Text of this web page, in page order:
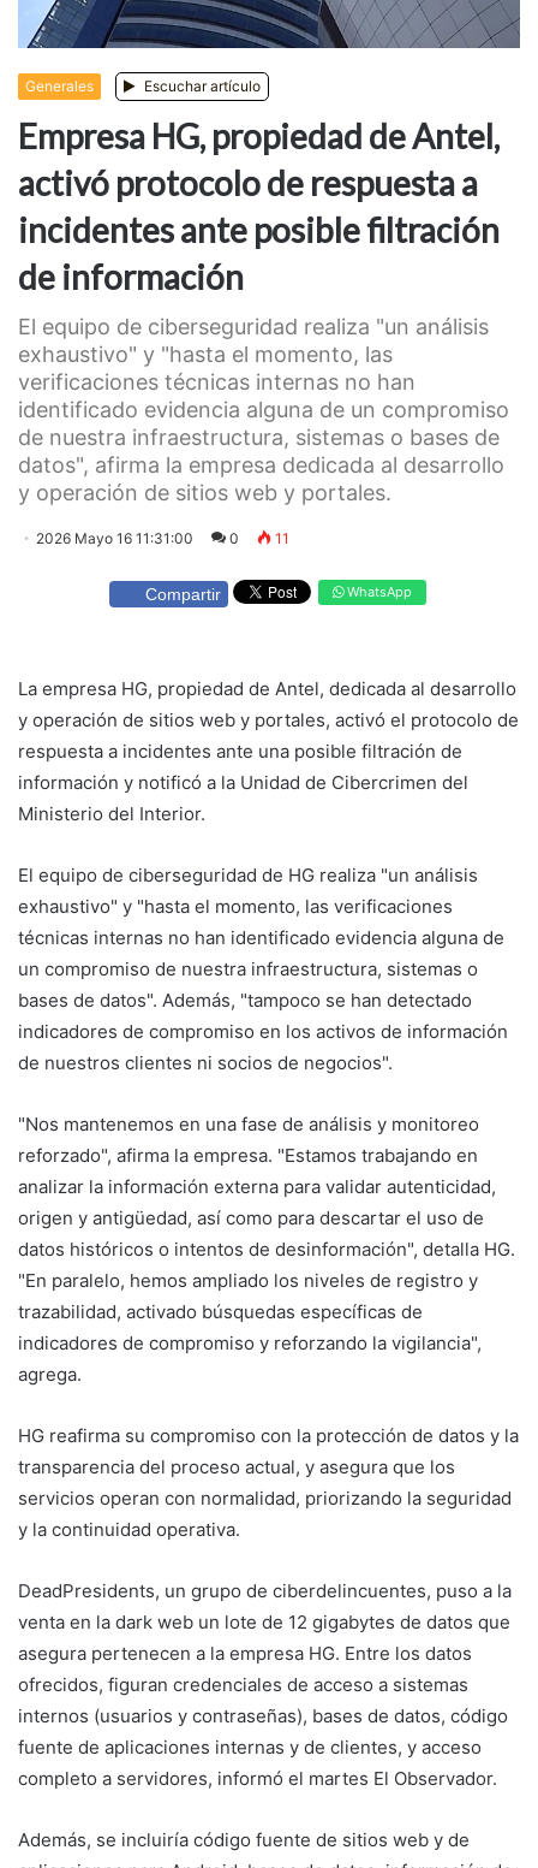
Generales Escuchar artículo
Empresa HG, propiedad de Antel,
activó protocolo de respuesta a
incidentes ante posible filtración
de información
El equipo de ciberseguridad realiza "un análisis
exhaustivo" y "hasta el momento, las
verificaciones técnicas internas no han
identificado evidencia alguna de un compromiso
de nuestra infraestructura, sistemas o bases de
datos", afirma la empresa dedicada al desarrollo
y operación de sitios web y portales.
2026 Mayo 16 11:31:00 0 11
Compartir WhatsApp
La empresa HG, propiedad de Antel, dedicada al desarrollo
y operación de sitios web y portales, activó el protocolo de
respuesta a incidentes ante una posible filtración de
información y notificó a la Unidad de Cibercrimen del
Ministerio del Interior.
El equipo de ciberseguridad de HG realiza "un análisis
exhaustivo" y "hasta el momento, las verificaciones
técnicas internas no han identificado evidencia alguna de
un compromiso de nuestra infraestructura, sistemas o
bases de datos". Además, "tampoco se han detectado
indicadores de compromiso en los activos de información
de nuestros clientes ni socios de negocios".
"Nos mantenemos en una fase de análisis y monitoreo
reforzado", afirma la empresa. "Estamos trabajando en
analizar la información externa para validar autenticidad,
origen y antigüedad, así como para descartar el uso de
datos históricos o intentos de desinformación", detalla HG.
"En paralelo, hemos ampliado los niveles de registro y
trazabilidad, activado búsquedas específicas de
indicadores de compromiso y reforzando la vigilancia",
agrega.
HG reafirma su compromiso con la protección de datos y la
transparencia del proceso actual, y asegura que los
servicios operan con normalidad, priorizando la seguridad
y la continuidad operativa.
DeadPresidents, un grupo de ciberdelincuentes, puso a la
venta en la dark web un lote de 12 gigabytes de datos que
asegura pertenecen a la empresa HG. Entre los datos
ofrecidos, figuran credenciales de acceso a sistemas
internos (usuarios y contraseñas), bases de datos, código
fuente de aplicaciones internas y de clientes, y acceso
completo a servidores, informó el martes El Observador.
Además, se incluiría código fuente de sitios web y de